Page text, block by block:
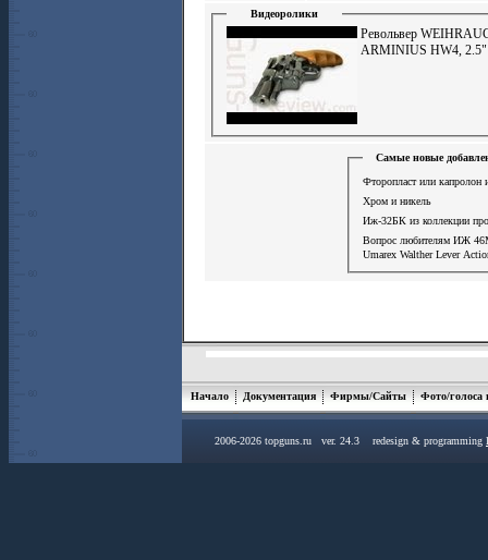
Видеоролики
Револьвер
ARMINIUS HW4, 2.5"
Самые новые
Фторопласт или капролон
Хром и никель
Иж-32БК из коллекции
Вопрос любителям ИЖ
Umarex Walther Lever
Начало Документация Фирмы/Сайты Фото/голоса
2006-2026 topguns.ru ver. 24.3 redesign & programming